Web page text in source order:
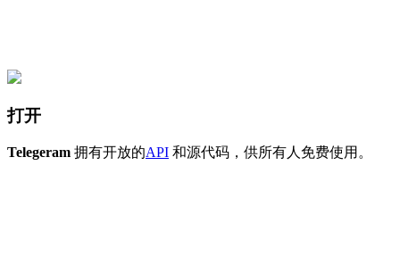
打开
Telegeram 拥有开放的API 和源代码，供所有人免费使用。